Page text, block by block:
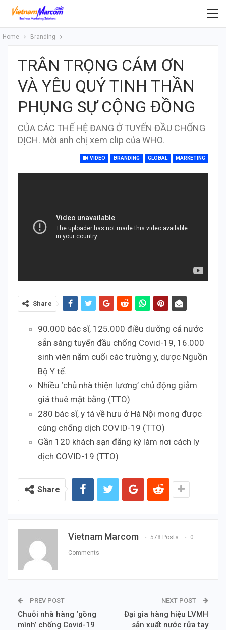
Home Branding
TRÂN TRỌNG CÁM ƠN
VÀ YÊU QUÝ TINH THẦN
PHỤNG SỰ CỘNG ĐỒNG
CỦA CÁC THẾ HỆ ĐANG Ở TUYẾN ĐẦU CHỐNG
DỊCH. Mời anh chị xem clip của WHO.
VIDEO BRANDING GLOBAL MARKETING
Share
90.000 bác sĩ, 125.000 điều dưỡng cả nước
sẵn sàng tuyến đầu chống Covid-19, 16.000
sinh viên năm cuối các trường y, dược Nguồn
Bộ Y tế.
Nhiều ‘chủ nhà thiện lương’ chủ động giảm
giá thuê mặt bằng (TTO)
280 bác sĩ, y tá về hưu ở Hà Nội mong được
cùng chống dịch COVID-19 (TTO)
Gần 120 khách sạn đăng ký làm nơi cách ly
dịch COVID-19 (TTO)
Share
Vietnam Marcom 578 Posts 0
Comments
PREV POST
Chuỗi nhà hàng ‘gồng
mình’ chống Covid-19
NEXT POST
Đại gia hàng hiệu LVMH
sản xuất nước rửa tay